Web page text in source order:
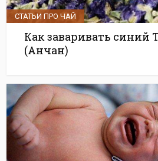
СТАТЬИ ПРО ЧАЙ
Как заваривать синий
(Анчан)